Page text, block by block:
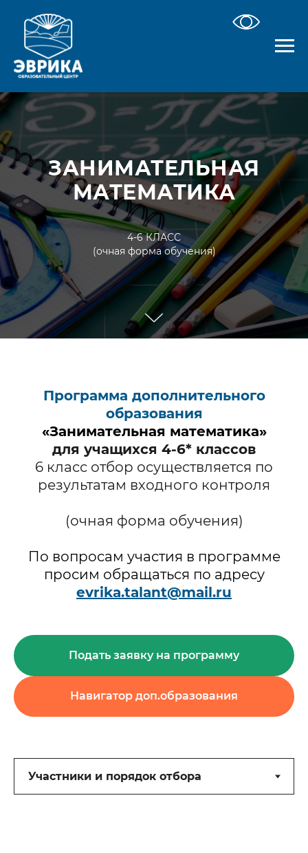
ЗАНИМАТЕЛЬНАЯ
МАТЕМАТИКА
4-6 КЛАСС
(очная форма обучения)
Программа дополнительного
образования
«Занимательная математика»
для учащихся 4-6* классов
6 класс отбор осуществляется по
результатам входного контроля
(очная форма обучения)
По вопросам участия в программе
просим обращаться по адресу
evrika.talant@mail.ru
Подать заявку на программу
Навигатор доп.образования